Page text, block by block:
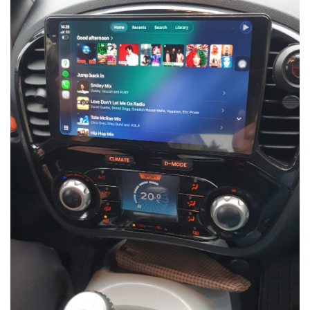
Rame adaptoare Dacia
Rame adaptoare Audi
Rame adaptoare BMW
Rame adaptoare Seat
Rame adaptoare Renault
Rame adaptoare Volvo
Rame adaptoare Honda
Rame Adaptoare Porsche
Rame adaptoare Peugeot
Rame adaptoare Citroen